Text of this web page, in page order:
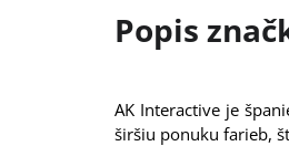
AK Interactive je
širšiu ponuku farieb,